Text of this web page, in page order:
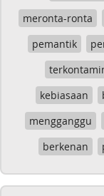
meronta-ronta
pemantik
kebiasaan
mengganggu
berkenan